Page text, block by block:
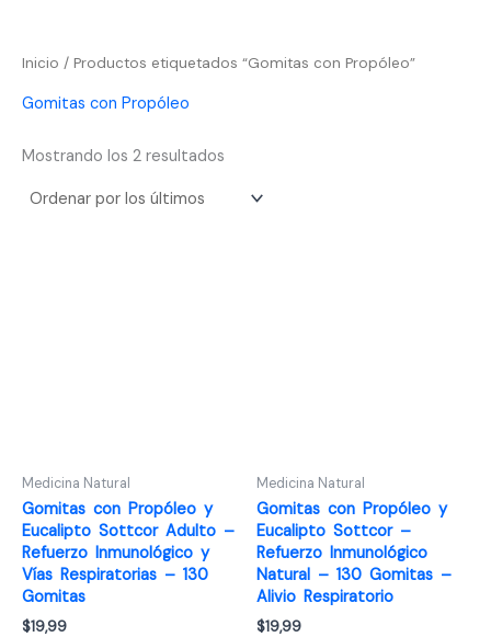
Inicio / Productos etiquetados “Gomitas con Propóleo”
Gomitas con Propóleo
Mostrando los 2 resultados
últimos
Medicina Natural
Gomitas con Propóleo y
Eucalipto Sottcor Adulto –
Refuerzo Inmunológico y
Vías Respiratorias – 130
Gomitas
$19,99
Medicina Natural
Gomitas con Propóleo y
Eucalipto Sottcor –
Refuerzo Inmunológico
Natural – 130 Gomitas –
Alivio Respiratorio
$19,99